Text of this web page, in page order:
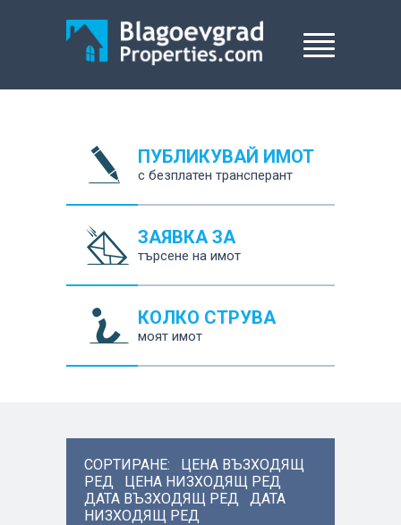
ПУБЛИКУВАЙ ИМОТ
с безплатен трансперант
ЗАЯВКА ЗА
търсене на имот
КОЛКО СТРУВА
моят имот
СОРТИРАНЕ: ЦЕНА ВЪЗХОДЯЩ
РЕД
ЦЕНА НИЗХОДЯЩ РЕД
ДАТА ВЪЗХОДЯЩ РЕД
ДАТА
НИЗХОДЯЩ РЕД